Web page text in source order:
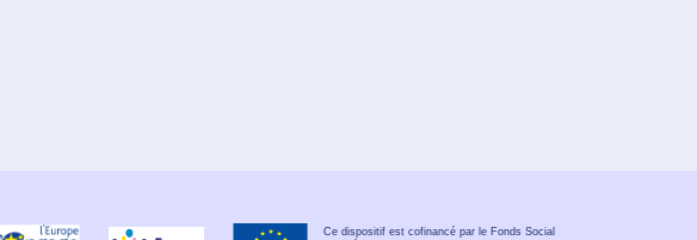
Ce dispositif est cofinancé par le Fonds Social